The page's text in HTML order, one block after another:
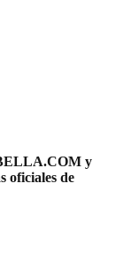
y
oficiales de